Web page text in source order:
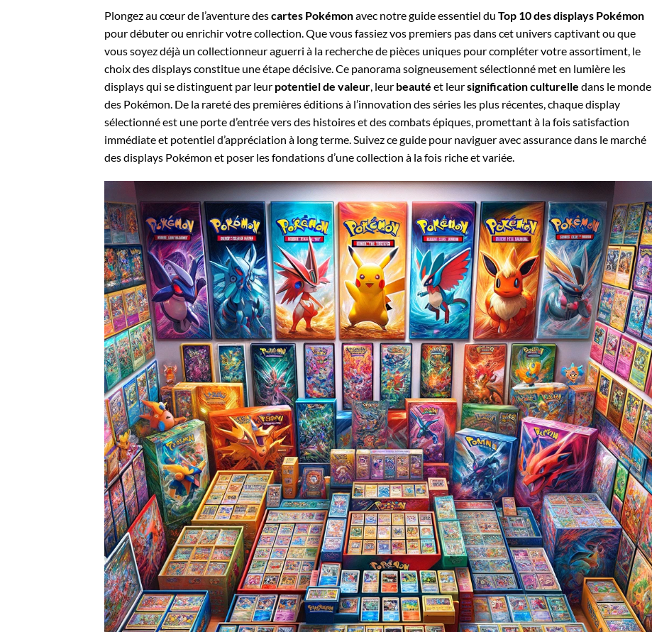
Plongez au cœur de l’aventure descartes Pokémonavec notre guide essentiel du Top 10 des displays Pokémon
pour débuter ou enrichir votre collection. Que vous fassiez vos premiers pas dans cet univers captivant ou que
vous soyez déjà un collectionneur aguerri à la recherche de pièces uniques pour compléter votre assortiment, le
choix des displays constitue une étape décisive. Ce panorama soigneusement sélectionné met en lumière les
displays qui se distinguent par leur potentiel de valeur, leur beauté et leursignification culturelle dans le monde
des Pokémon. De la rareté des premières éditions à l’innovation des séries les plus récentes, chaque display
sélectionné est une porte d’entrée vers des histoires et des combats épiques, promettant à la fois satisfaction
immédiate et potentiel d’appréciation à long terme. Suivez ce guide pour naviguer avec assurance dans le marché
des displays Pokémon et poser les fondations d’une collection à la fois riche et variée.